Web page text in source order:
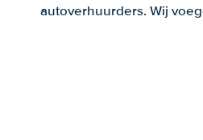
autoverhuurders. Wij